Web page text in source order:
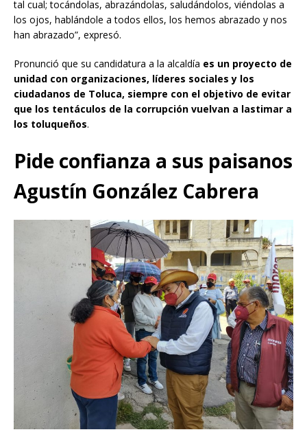
tal cual; tocándolas, abrazándolas, saludándolos, viéndolas a
los ojos, hablándole a todos ellos, los hemos abrazado y nos
han abrazado”, expresó.
Pronunció que su candidatura a la alcaldía es un proyecto de
unidad con organizaciones, líderes sociales y los
ciudadanos de Toluca, siempre con el objetivo de evitar
que los tentáculos de la corrupción vuelvan a lastimar a
los toluqueños.
Pide confianza a sus paisanos
Agustín González Cabrera